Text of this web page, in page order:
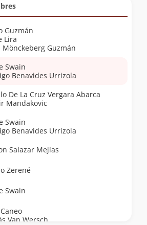
Guzmán
Lira
Mönckeberg Guzmán
Swain
Benavides Urrizola
Camilo De La Cruz Vergara Abarca
Mandakovic
Swain
Benavides Urrizola
Salazar Mejías
Zerené
Swain
Van Wersch